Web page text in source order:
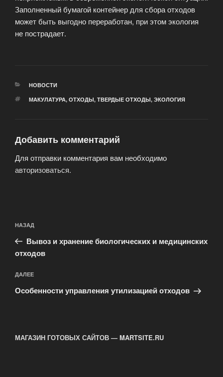
Заполненный бумагой контейнер для сбора отходов
может быть выгодно переработан, при этом экология
не пострадает.
РУБРИКИ
НОВОСТИ
МЕТКИ
МАКУЛАТУРА, ОТХОДЫ, ТВЕРДЫЕ ОТХОДЫ, ЭКОЛОГИЯ
Добавить комментарий
Для отправки комментария вам необходимо
авторизоваться.
по
записям
Предыдущая
запись:
НАЗАД
Вывоз и хранение биологических и медицинских
отходов
Следующая
запись
ДАЛЕЕ
Особенности управления утилизацией отходов
МАГАЗИН ГОТОВЫХ САЙТОВ — MARTSITE.RU